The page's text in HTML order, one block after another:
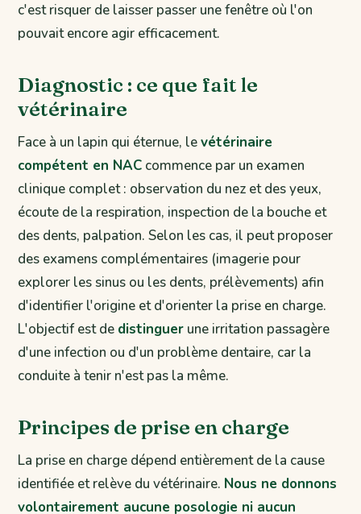
c'est risquer de laisser passer une fenêtre où l'on
pouvait encore agir efficacement.
Diagnostic : ce que fait le
vétérinaire
Face à un lapin qui éternue, levétérinaire
compétent en NAC commence par un examen
clinique complet : observation du nez et des yeux,
écoute de la respiration, inspection de la bouche et
des dents, palpation. Selon les cas, il peut proposer
des examens complémentaires (imagerie pour
explorer les sinus ou les dents, prélèvements) afin
d'identifier l'origine et d'orienter la prise en charge.
L'objectif est de distinguer une irritation passagère
d'une infection ou d'un problème dentaire, car la
conduite à tenir n'est pas la même.
Principes de prise en charge
La prise en charge dépend entièrement de la cause
identifiée et relève du vétérinaire. Nous ne donnons
volontairement aucune posologie ni aucun